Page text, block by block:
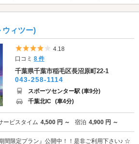
ウィツー)
5つ星のうち4
4.18
口コミ8 件
千葉県千葉市稲毛区長沼原町22-1
043-258-1114
スポーツセンター駅 (車9分)
千葉北IC (車4分)
ービスタイム 4,500 円 ～ 宿泊 4,900 円 ～
限定プラン』公開中！！是非ご利用下さい♪ ☆